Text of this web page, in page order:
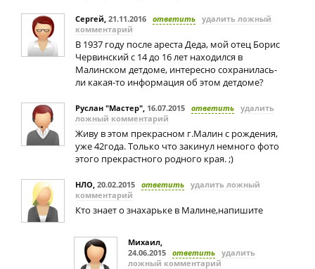
Сергей, 21.11.2016 ответить удалить ложный
комментарий
В 1937 году после ареста Деда, мой отец Борис
Червинский с 14 до 16 лет находился в
Малинском детдоме, интересно сохранилась-
ли какая-то информация об этом детдоме?
Руслан "Мастер", 16.07.2015 ответить удалить
ложный комментарий
Живу в этом прекрасном г.Малин с рождения,
уже 42года. Только что закинул немного фото
этого прекрастного родного края. ;)
НЛО, 20.02.2015 ответить удалить ложный
комментарий
Кто знает о знахарьке в Малине,напишите
Михаил,
24.06.2015 ответить удалить
ложный комментарий